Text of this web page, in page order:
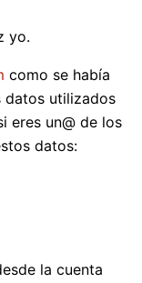
yo.
como se había
datos utilizados
eres un@ de los
datos:
la cuenta